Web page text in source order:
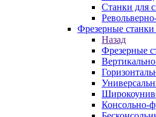
Станки для
Фрезерные
Назад
Фрезерные
Консольно-